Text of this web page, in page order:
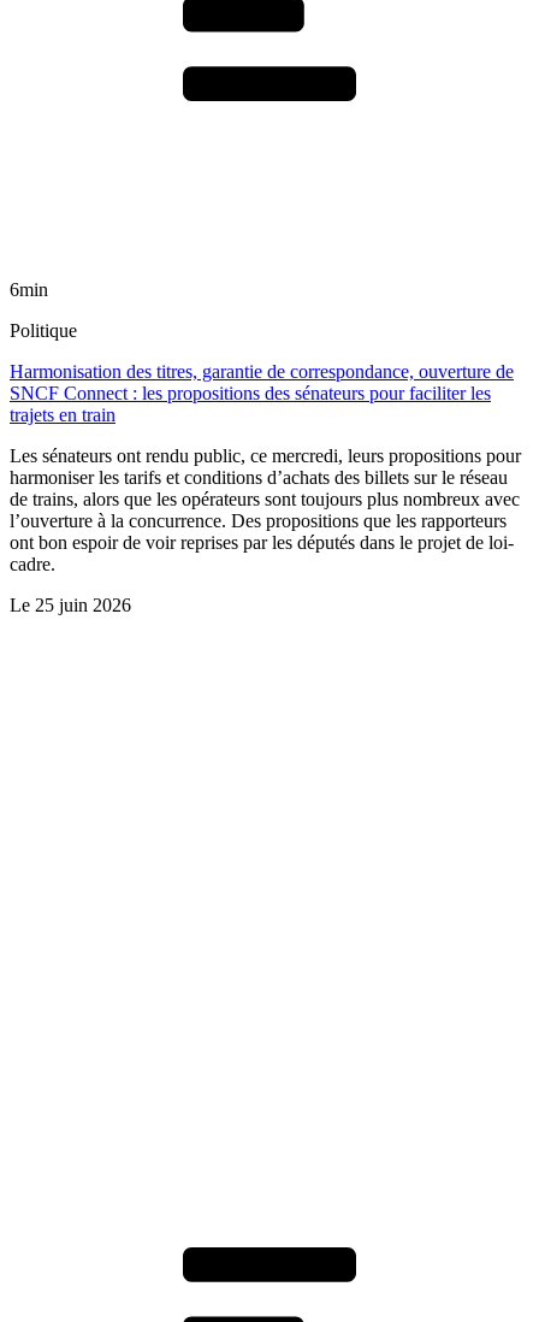
6min
Politique
Harmonisation des titres, garantie de correspondance, ouverture de
SNCF Connect : les propositions des sénateurs pour faciliter les
trajets en train
Les sénateurs ont rendu public, ce mercredi, leurs propositions pour
harmoniser les tarifs et conditions d’achats des billets sur le réseau
de trains, alors que les opérateurs sont toujours plus nombreux avec
l’ouverture à la concurrence. Des propositions que les rapporteurs
ont bon espoir de voir reprises par les députés dans le projet de loi-
cadre.
Le 25 juin 2026